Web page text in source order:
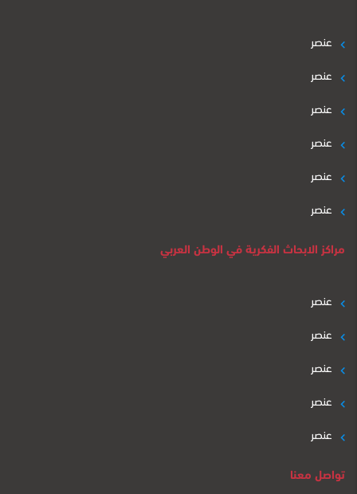
عنصر
عنصر
عنصر
عنصر
عنصر
عنصر
مراكز الابحاث الفكرية في الوطن العربي
عنصر
عنصر
عنصر
عنصر
عنصر
تواصل معنا